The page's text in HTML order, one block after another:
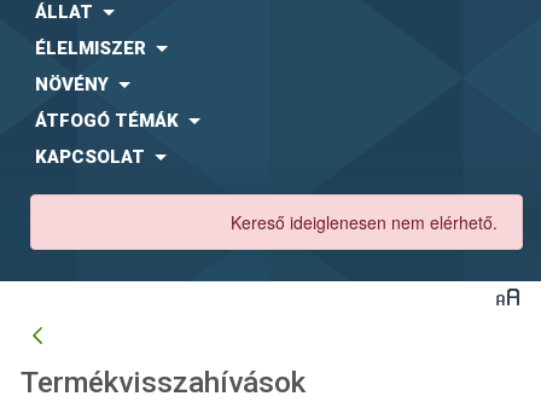
ÁLLAT
ÉLELMISZER
NÖVÉNY
ÁTFOGÓ TÉMÁK
KAPCSOLAT
Kereső ideiglenesen nem elérhető.
Termékvisszahívások